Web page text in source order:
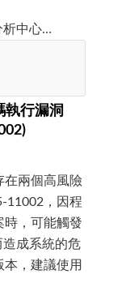
析中心…
執行漏洞
在兩個高風險
11002，因程
時，可能觸發
造成系統的危
，建議使用